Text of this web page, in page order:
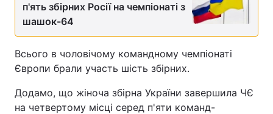
Тема оформлення
п'ять збірних Росії на чемпіонаті з
шашок-64
Всього в чоловічому командному чемпіонаті
Європи брали участь шість збірних.
Додамо, що жіноча збірна України завершила ЧЄ
на четвертому місці серед п'яти команд-